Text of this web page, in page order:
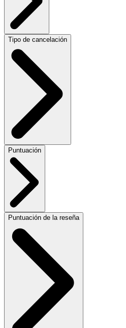
Tipo de cancelación
Puntuación
Puntuación de la reseña